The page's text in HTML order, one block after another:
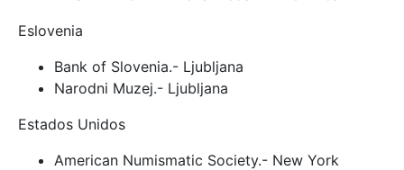
Eslovenia
Bank of Slovenia.- Ljubljana
Narodni Muzej.- Ljubljana
Estados Unidos
American Numismatic Society.- New York